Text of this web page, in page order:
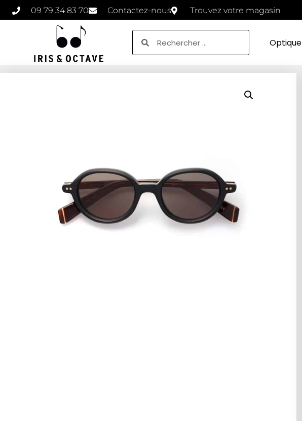
09 79 34 83 70 Contactez-nous Trouvez votre magasin
Optique